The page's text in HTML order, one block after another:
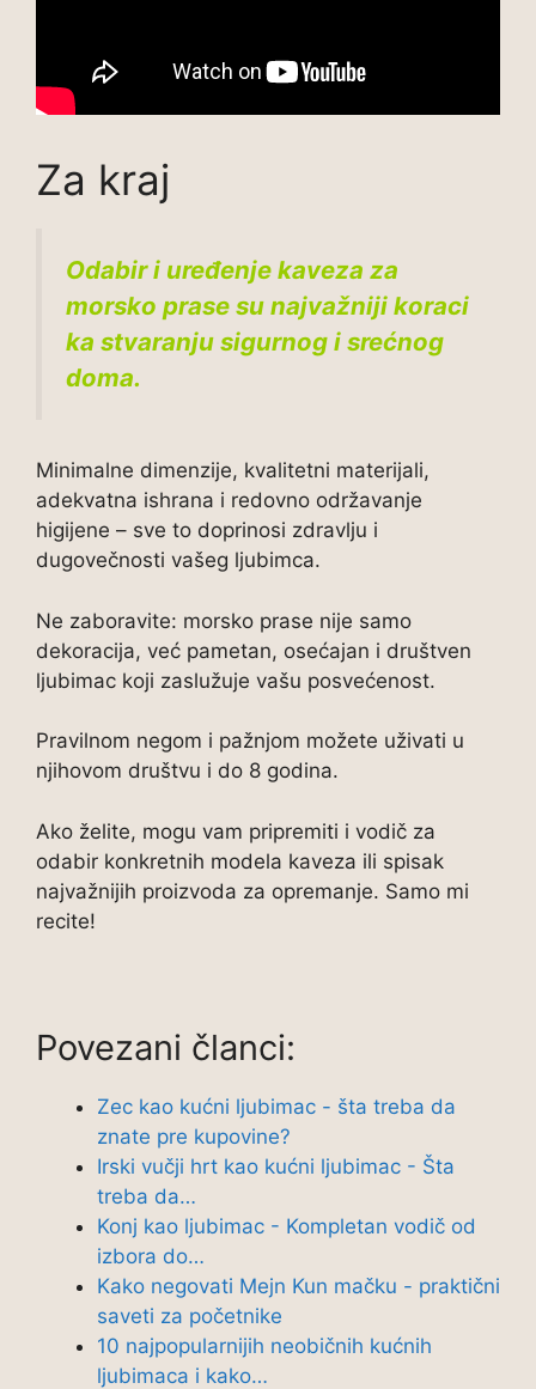
Za kraj
Odabir i uređenje kaveza za
morsko prase su najvažniji koraci
ka stvaranju sigurnog i srećnog
doma.
Minimalne dimenzije, kvalitetni materijali,
adekvatna ishrana i redovno održavanje
higijene – sve to doprinosi zdravlju i
dugovečnosti vašeg ljubimca.
Ne zaboravite: morsko prase nije samo
dekoracija, već pametan, osećajan i društven
ljubimac koji zaslužuje vašu posvećenost.
Pravilnom negom i pažnjom možete uživati u
njihovom društvu i do 8 godina.
Ako želite, mogu vam pripremiti i vodič za
odabir konkretnih modela kaveza ili spisak
najvažnijih proizvoda za opremanje. Samo mi
recite!
Povezani članci:
Zec kao kućni ljubimac - šta treba da
znate pre kupovine?
Irski vučji hrt kao kućni ljubimac - Šta
treba da…
Konj kao ljubimac - Kompletan vodič od
izbora do…
Kako negovati Mejn Kun mačku - praktični
saveti za početnike
10 najpopularnijih neobičnih kućnih
ljubimaca i kako…